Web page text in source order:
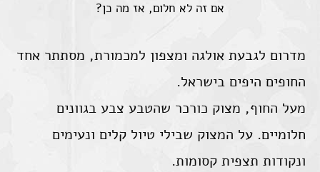
אם זה לא חלום, אז מה כן?
מדרום לגבעת אולגה ומצפון למכמורת, מסתתר אחד
החופים היפים בישראל.
מעל החוף, מצוק כורכר שהטבע צבע בגוונים
חלומיים. על המצוק שבילי טיול קלים ונעימים
ונקודות תצפית קסומות.